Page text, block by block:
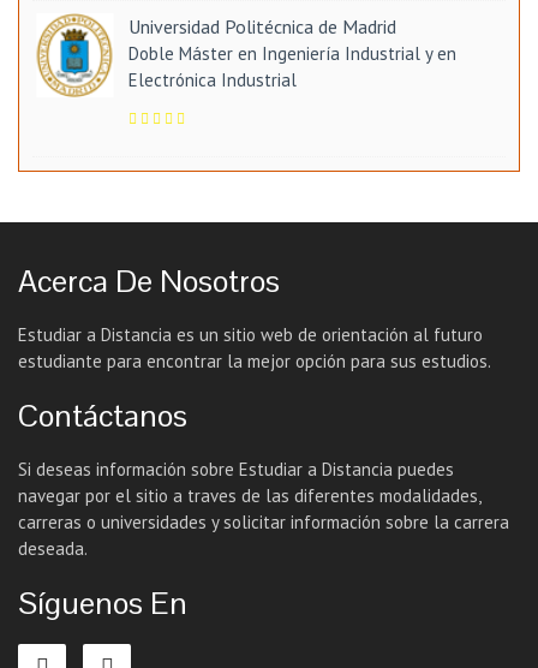
Universidad Politécnica de Madrid
Doble Máster en Ingeniería Industrial y en
Electrónica Industrial
Acerca De Nosotros
Estudiar a Distancia es un sitio web de orientación al futuro
estudiante para encontrar la mejor opción para sus estudios.
Contáctanos
Si deseas información sobre Estudiar a Distancia puedes
navegar por el sitio a traves de las diferentes modalidades,
carreras o universidades y solicitar información sobre la carrera
deseada.
Síguenos En